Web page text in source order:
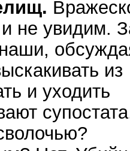
не увидим.
из
и уходить